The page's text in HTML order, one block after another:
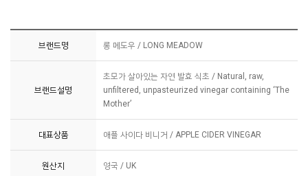
브랜드명 롱 메도우 / LONG MEADOW
브랜드설명
초모가 살아있는 자연 발효 식초 / Natural, raw,
unfiltered, unpasteurized vinegar containing ‘The
Mother’
대표상품 애플 사이다 비니거 / APPLE CIDER VINEGAR
원산지 영국 / UK